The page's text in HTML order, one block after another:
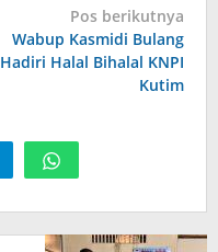
Pos berikutnya
Wabup Kasmidi Bulang
Hadiri Halal Bihalal KNPI
Kutim